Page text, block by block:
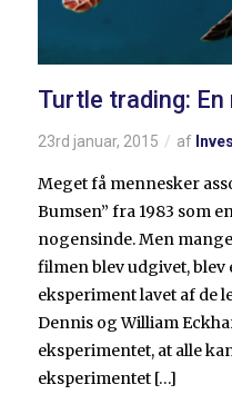
Turtle trading:
23rd januar, 2015 af
Meget få mennesker
Bumsen” fra 1983 som
nogensinde. Men
filmen blev udgivet,
eksperiment lavet af de
Dennis og William
eksperimentet, at alle
eksperimentet […]